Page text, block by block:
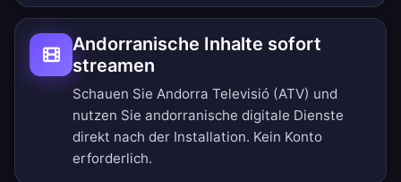
Andorranische Inhalte sofort
streamen
Schauen Sie Andorra Televisió (ATV) und
nutzen Sie andorranische digitale Dienste
direkt nach der Installation. Kein Konto
erforderlich.